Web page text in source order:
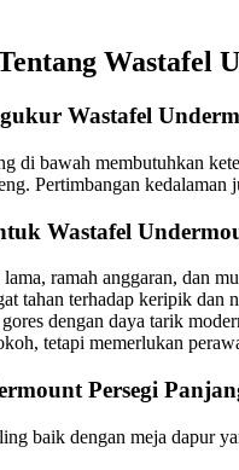
Wastafel
Wastafel
di bawah membutuhkan
Pertimbangan
Wastafel
lama, ramah anggaran, dan
tahan terhadap keripik dan
dengan daya tarik
tetapi memerlukan
Persegi
baik dengan meja dapur